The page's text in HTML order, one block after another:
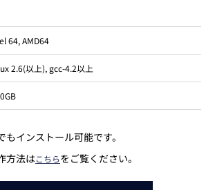
中途採用
64, AMD64
2.6(以上), gcc-4.2以上
インストール可能です。
方法はこちらをご覧ください。